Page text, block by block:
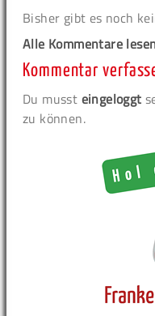
Bisher gibt es noch
Alle Kommentare
Kommentar
Du musst eingeloggt
zu können.